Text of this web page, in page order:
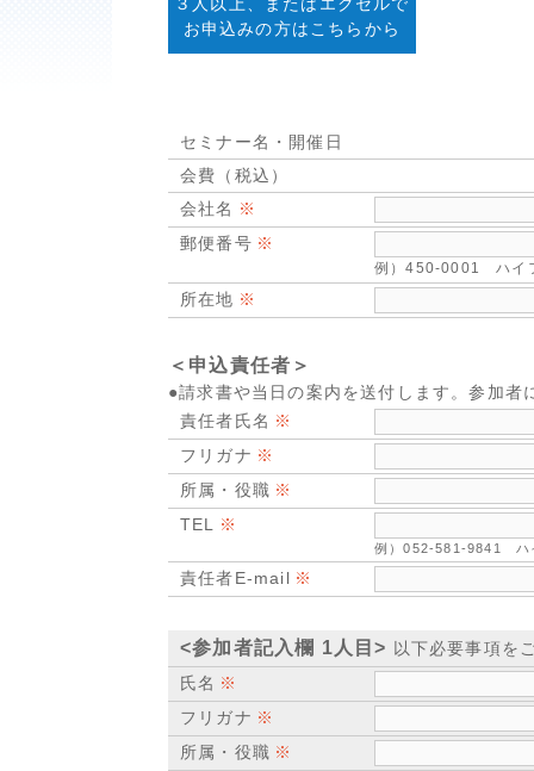
お申込みの方はこちらから
セミナー名・開催日
会費（税込）
会社名
郵便番号
例）450-0001 ハイ
所在地
＜申込責任者＞
●請求書や当日の案内を送付します。参加者
責任者氏名
フリガナ
所属・役職
TEL
例）052-581-9841 ハ
責任者E-mail
<参加者記入欄 1人目> 以下必要事項を
氏名
フリガナ
所属・役職